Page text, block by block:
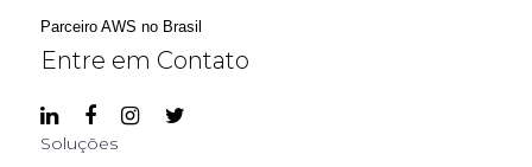
Parceiro AWS no Brasil
Entre em Contato
Soluções